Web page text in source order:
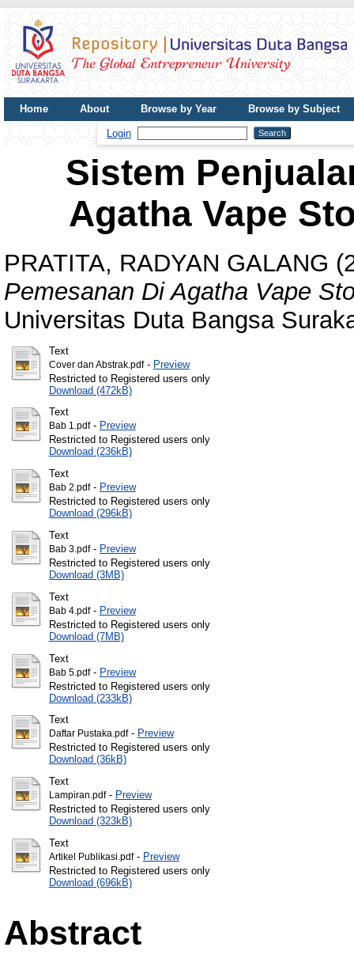
Home About Browse by Year
Browse by Subject
Login
Sistem
Agatha Vape
PRATITA, RADYAN GALANG
Pemesanan Di Agatha Vape
Universitas Duta Bangsa
Text
Cover dan Abstrak.pdf- Preview
Restricted to Registered users only
Download (472kB)
Text
Bab 1.pdf- Preview
Restricted to Registered users only
Download (236kB)
Text
Bab 2.pdf- Preview
Restricted to Registered users only
Download (296kB)
Text
Bab 3.pdf- Preview
Restricted to Registered users only
Download (3MB)
Text
Bab 4.pdf- Preview
Restricted to Registered users only
Download (7MB)
Text
Bab 5.pdf- Preview
Restricted to Registered users only
Download (233kB)
Text
Daftar Pustaka.pdf- Preview
Restricted to Registered users only
Download (36kB)
Text
Lampiran.pdf- Preview
Restricted to Registered users only
Download (323kB)
Text
Artikel Publikasi.pdf- Preview
Restricted to Registered users only
Download (696kB)
Abstract